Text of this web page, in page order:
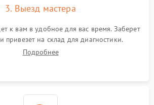
3. Выезд мастера
к вам в удобное для вас время. Заберет
привезет на склад для диагностики.
Подробнее